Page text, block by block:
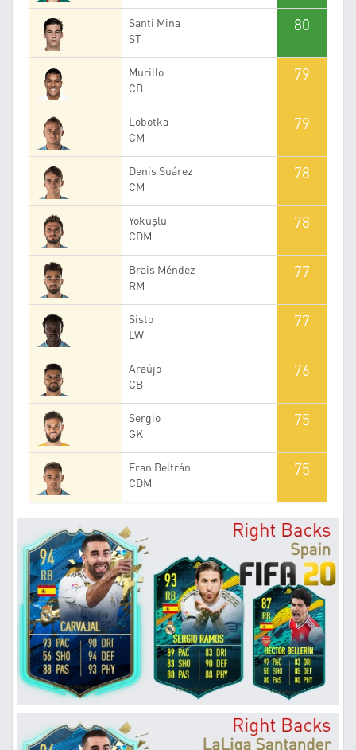
Santi Mina
ST
80
Murillo
CB
79
Lobotka
CM
79
Denis Suárez
CM
78
Yokuşlu
CDM
78
Brais Méndez
RM
77
Sisto
LW
77
Araújo
CB
76
Sergio
GK
75
Fran Beltrán
CDM
75